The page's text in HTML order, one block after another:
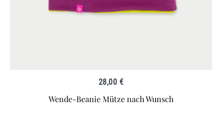
28,00 €
Wende-Beanie Mütze nach Wunsch